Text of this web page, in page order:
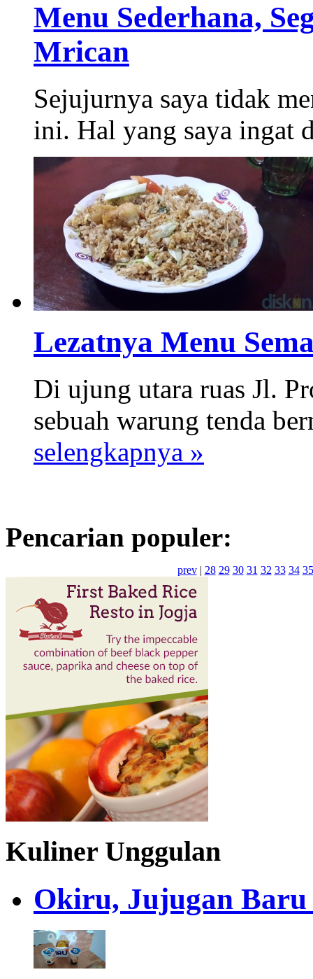
Menu Sederhana,
Mrican
Sejujurnya saya tidak
ini. Hal yang saya ingat
Lezatnya Menu
Di ujung utara ruas Jl.
sebuah warung tenda
selengkapnya »
Pencarian populer:
prev| 28 29 30 31 32 33 34 35
Kuliner Unggulan
Okiru, Jujugan Baru